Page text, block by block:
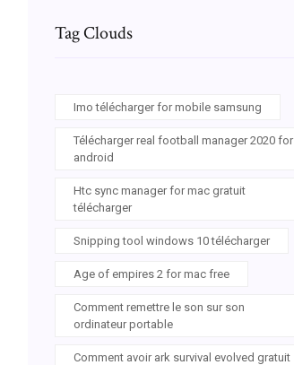
Tag Clouds
Imo télécharger for mobile samsung
Télécharger real football manager 2020 for
android
Htc sync manager for mac gratuit
télécharger
Snipping tool windows 10 télécharger
Age of empires 2 for mac free
Comment remettre le son sur son
ordinateur portable
Comment avoir ark survival evolved gratuit